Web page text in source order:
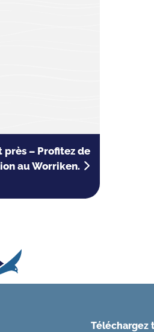
près – Profitez de
au Worriken.
Téléchargez